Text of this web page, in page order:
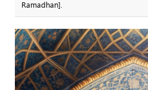
Ramadhan].